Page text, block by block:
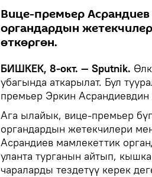
Вице-премьер
органдардын
өткөргөн.
БИШКЕК, 8-окт. — Sputnik.
убагында аткарылат. Бул
премьер Эркин
Ага ылайык, вице-премьер
органдардын жетекчилери
Асрандиев мамлекеттик
уланта турганын айтып,
чараларды тездетүү керек